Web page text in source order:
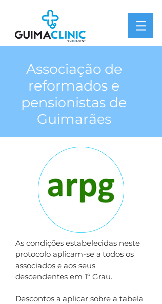
Associação de
reformados e
pensionistas de
Guimarães
As condições estabelecidas neste
protocolo aplicam-se a todos os
associados e aos seus
descendentes em 1º Grau.
Descontos a aplicar sobre a tabela